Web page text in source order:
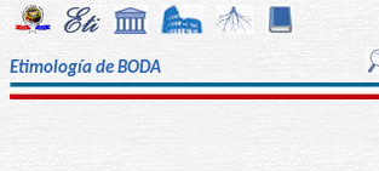
Etimología de BODA